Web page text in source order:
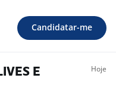
Candidatar-me
E
Hoje